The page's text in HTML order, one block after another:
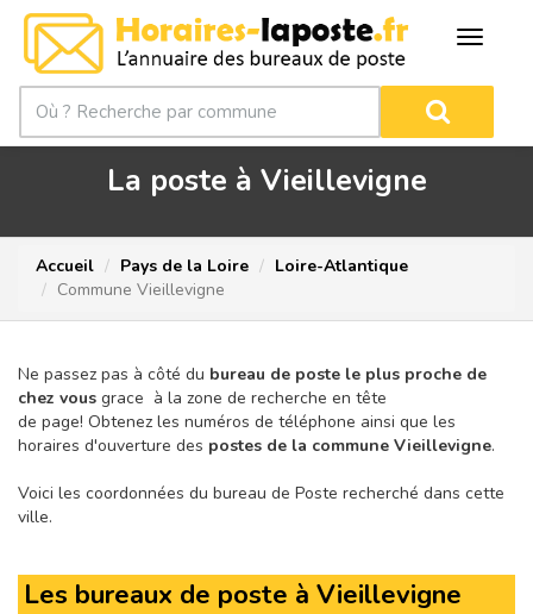
La poste à Vieillevigne
Accueil Pays de la Loire
Loire-Atlantique
Commune Vieillevigne
Ne passez pas à côté du bureau de poste le plus proche de
chez vous grace à la zone de recherche en tête
de page! Obtenez les numéros de téléphone ainsi que les
horaires d'ouverture des postes de la commune Vieillevigne.
Voici les coordonnées du bureau de Poste recherché dans cette
ville.
Les bureaux de poste à Vieillevigne